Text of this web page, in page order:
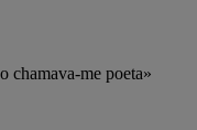
chamava-me poeta»